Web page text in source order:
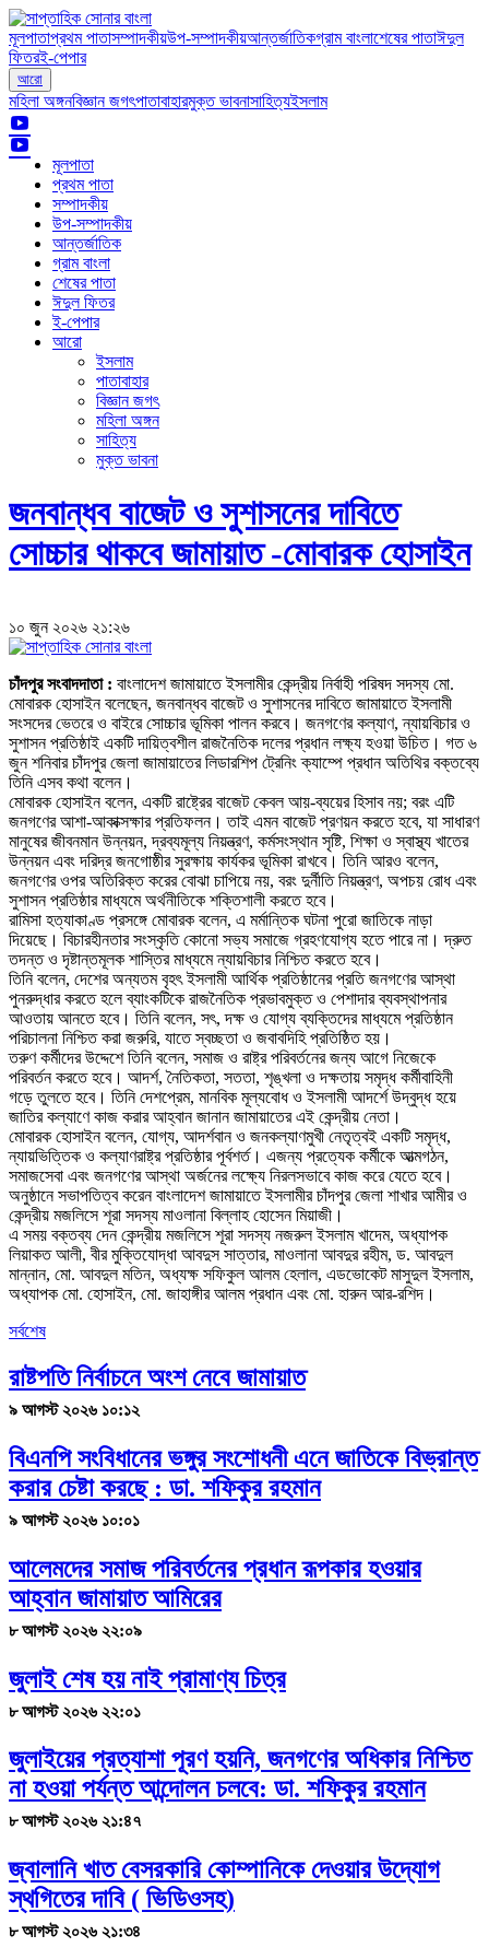
মূলপাতাপ্রথম পাতাসম্পাদকীয়উপ-সম্পাদকীয়আন্তর্জাতিকগ্রাম বাংলাশেষের পাতাঈদুল
ফিতরই-পেপার
আরো
মহিলা অঙ্গনবিজ্ঞান জগৎপাতাবাহারমুক্ত ভাবনাসাহিত্যইসলাম
মূলপাতা
প্রথম পাতা
সম্পাদকীয়
উপ-সম্পাদকীয়
আন্তর্জাতিক
গ্রাম বাংলা
শেষের পাতা
ঈদুল ফিতর
ই-পেপার
আরো
ইসলাম
পাতাবাহার
বিজ্ঞান জগৎ
মহিলা অঙ্গন
সাহিত্য
মুক্ত ভাবনা
জনবান্ধব বাজেট ও সুশাসনের দাবিতে
সোচ্চার থাকবে জামায়াত -মোবারক হোসাইন
১০ জুন ২০২৬ ২১:২৬
চাঁদপুর সংবাদদাতা : বাংলাদেশ জামায়াতে ইসলামীর কেন্দ্রীয় নির্বাহী পরিষদ সদস্য মো.
মোবারক হোসাইন বলেছেন, জনবান্ধব বাজেট ও সুশাসনের দাবিতে জামায়াতে ইসলামী
সংসদের ভেতরে ও বাইরে সোচ্চার ভূমিকা পালন করবে। জনগণের কল্যাণ, ন্যায়বিচার ও
সুশাসন প্রতিষ্ঠাই একটি দায়িত্বশীল রাজনৈতিক দলের প্রধান লক্ষ্য হওয়া উচিত। গত ৬
জুন শনিবার চাঁদপুর জেলা জামায়াতের লিডারশিপ ট্রেনিং ক্যাম্পে প্রধান অতিথির বক্তব্যে
তিনি এসব কথা বলেন।
মোবারক হোসাইন বলেন, একটি রাষ্ট্রের বাজেট কেবল আয়-ব্যয়ের হিসাব নয়; বরং এটি
জনগণের আশা-আকাক্সক্ষার প্রতিফলন। তাই এমন বাজেট প্রণয়ন করতে হবে, যা সাধারণ
মানুষের জীবনমান উন্নয়ন, দ্রব্যমূল্য নিয়ন্ত্রণ, কর্মসংস্থান সৃষ্টি, শিক্ষা ও স্বাস্থ্য খাতের
উন্নয়ন এবং দরিদ্র জনগোষ্ঠীর সুরক্ষায় কার্যকর ভূমিকা রাখবে। তিনি আরও বলেন,
জনগণের ওপর অতিরিক্ত করের বোঝা চাপিয়ে নয়, বরং দুর্নীতি নিয়ন্ত্রণ, অপচয় রোধ এবং
সুশাসন প্রতিষ্ঠার মাধ্যমে অর্থনীতিকে শক্তিশালী করতে হবে।
রামিসা হত্যাকাণ্ড প্রসঙ্গে মোবারক বলেন, এ মর্মান্তিক ঘটনা পুরো জাতিকে নাড়া
দিয়েছে। বিচারহীনতার সংস্কৃতি কোনো সভ্য সমাজে গ্রহণযোগ্য হতে পারে না। দ্রুত
তদন্ত ও দৃষ্টান্তমূলক শাস্তির মাধ্যমে ন্যায়বিচার নিশ্চিত করতে হবে।
তিনি বলেন, দেশের অন্যতম বৃহৎ ইসলামী আর্থিক প্রতিষ্ঠানের প্রতি জনগণের আস্থা
পুনরুদ্ধার করতে হলে ব্যাংকটিকে রাজনৈতিক প্রভাবমুক্ত ও পেশাদার ব্যবস্থাপনার
আওতায় আনতে হবে। তিনি বলেন, সৎ, দক্ষ ও যোগ্য ব্যক্তিদের মাধ্যমে প্রতিষ্ঠান
পরিচালনা নিশ্চিত করা জরুরি, যাতে স্বচ্ছতা ও জবাবদিহি প্রতিষ্ঠিত হয়।
তরুণ কর্মীদের উদ্দেশে তিনি বলেন, সমাজ ও রাষ্ট্র পরিবর্তনের জন্য আগে নিজেকে
পরিবর্তন করতে হবে। আদর্শ, নৈতিকতা, সততা, শৃঙ্খলা ও দক্ষতায় সমৃদ্ধ কর্মীবাহিনী
গড়ে তুলতে হবে। তিনি দেশপ্রেম, মানবিক মূল্যবোধ ও ইসলামী আদর্শে উদ্বুদ্ধ হয়ে
জাতির কল্যাণে কাজ করার আহ্বান জানান জামায়াতের এই কেন্দ্রীয় নেতা।
মোবারক হোসাইন বলেন, যোগ্য, আদর্শবান ও জনকল্যাণমুখী নেতৃত্বই একটি সমৃদ্ধ,
ন্যায়ভিত্তিক ও কল্যাণরাষ্ট্র প্রতিষ্ঠার পূর্বশর্ত। এজন্য প্রত্যেক কর্মীকে আত্মগঠন,
সমাজসেবা এবং জনগণের আস্থা অর্জনের লক্ষ্যে নিরলসভাবে কাজ করে যেতে হবে।
অনুষ্ঠানে সভাপতিত্ব করেন বাংলাদেশ জামায়াতে ইসলামীর চাঁদপুর জেলা শাখার আমীর ও
কেন্দ্রীয় মজলিসে শূরা সদস্য মাওলানা বিল্লাহ হোসেন মিয়াজী।
এ সময় বক্তব্য দেন কেন্দ্রীয় মজলিসে শূরা সদস্য নজরুল ইসলাম খাদেম, অধ্যাপক
লিয়াকত আলী, বীর মুক্তিযোদ্ধা আবদুস সাত্তার, মাওলানা আবদুর রহীম, ড. আবদুল
মান্নান, মো. আবদুল মতিন, অধ্যক্ষ সফিকুল আলম হেলাল, এডভোকেট মাসুদুল ইসলাম,
অধ্যাপক মো. হোসাইন, মো. জাহাঙ্গীর আলম প্রধান এবং মো. হারুন আর-রশিদ।
সর্বশেষ
রাষ্টপতি নির্বাচনে অংশ নেবে জামায়াত
৯ আগস্ট ২০২৬ ১০:১২
বিএনপি সংবিধানের ভঙ্গুর সংশোধনী এনে জাতিকে বিভ্রান্ত
করার চেষ্টা করছে : ডা. শফিকুর রহমান
৯ আগস্ট ২০২৬ ১০:০১
আলেমদের সমাজ পরিবর্তনের প্রধান রূপকার হওয়ার
আহ্বান জামায়াত আমিরের
৮ আগস্ট ২০২৬ ২২:০৯
জুলাই শেষ হয় নাই প্রামাণ্য চিত্র
৮ আগস্ট ২০২৬ ২২:০১
জুলাইয়ের প্রত্যাশা পূরণ হয়নি, জনগণের অধিকার নিশ্চিত
না হওয়া পর্যন্ত আন্দোলন চলবে: ডা. শফিকুর রহমান
৮ আগস্ট ২০২৬ ২১:৪৭
জ্বালানি খাত বেসরকারি কোম্পানিকে দেওয়ার উদ্যোগ
স্থগিতের দাবি ( ভিডিওসহ)
৮ আগস্ট ২০২৬ ২১:৩৪